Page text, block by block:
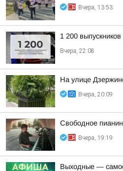
Вчера, 13:53
1 200
Вчера, 22:08
На улице
Вчера, 20:09
Свободное
Вчера, 19:19
Выходные —